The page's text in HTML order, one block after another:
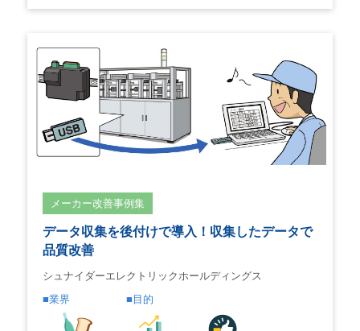
メーカー改善事例集
データ収集を後付けで導入！収集したデータで
品質改善
シュナイダーエレクトリックホールディングス
業界
目的